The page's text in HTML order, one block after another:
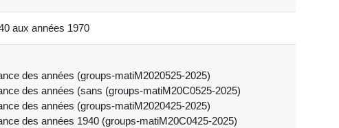
aux années 1970
des années (groups-matiM2020525-2025)
des années (sans (groups-matiM20C0525-2025)
des années (groups-matiM2020425-2025)
des années 1940 (groups-matiM20C0425-2025)